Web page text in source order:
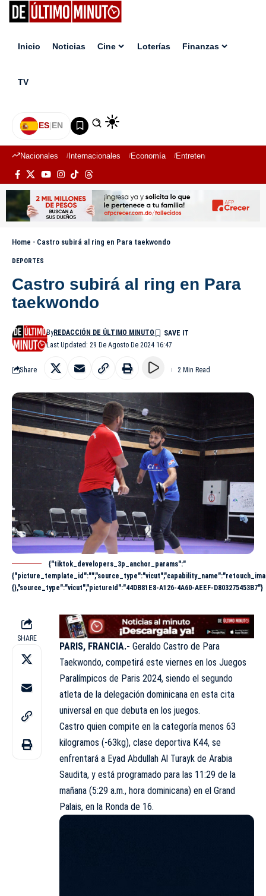
Inicio Noticias Cine Loterías Finanzas
TV
ES|EN
Nacionales Internacionales Economía Entretenimiento
Home - Castro subirá al ring en Para taekwondo
DEPORTES
Castro subirá al ring en Para
taekwondo
Last Updated: 29 De Agosto De 2024 16:47
ByREDACCIÓN DE ÚLTIMO MINUTO
Share 2 Min Read
{"tiktok_developers_3p_anchor_params":"
{},"source_type":"vicut","pictureId":"44DB81E8-A126-4A60-AEEF-D803275453B7"}
SHARE
PARIS, FRANCIA.- Geraldo Castro de Para
Taekwondo, competirá este viernes en los Juegos
Paralímpicos de Paris 2024, siendo el segundo
atleta de la delegación dominicana en esta cita
universal en que debuta en los juegos.
Castro quien compite en la categoría menos 63
kilogramos (-63kg), clase deportiva K44, se
enfrentará a Eyad Abdullah Al Turayk de Arabia
Saudita, y está programado para las 11:29 de la
mañana (5:29 a.m., hora dominicana) en el Grand
Palais, en la Ronda de 16.